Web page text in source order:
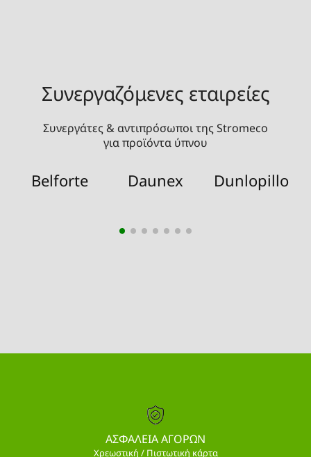
Συνεργαζόμενες εταιρείες
Συνεργάτες & αντιπρόσωποι της Stromeco
για προϊόντα ύπνου
Belforte Daunex Dunlopillo
ΑΣΦΑΛΕΙΑ ΑΓΟΡΩΝ
Χρεωστική / Πιστωτική κάρτα